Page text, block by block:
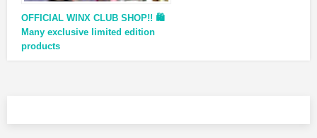
OFFICIAL WINX CLUB SHOP!! 🛍
Many exclusive limited edition
products